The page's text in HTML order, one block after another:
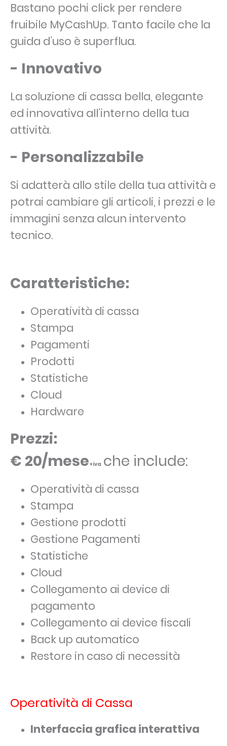
Bastano pochi click per rendere
fruibile MyCashUp. Tanto facile che la
guida d’uso è superflua.
- Innovativo
La soluzione di cassa bella, elegante
ed innovativa all’interno della tua
attività.
- Personalizzabile
Si adatterà allo stile della tua attività e
potrai cambiare gli articoli, i prezzi e le
immagini senza alcun intervento
tecnico.
Caratteristiche:
Operatività di cassa
Stampa
Pagamenti
Prodotti
Statistiche
Cloud
Hardware
Prezzi:
€ 20/mese+iva che include:
Operatività di cassa
Stampa
Gestione prodotti
Gestione Pagamenti
Statistiche
Cloud
Collegamento ai device di
pagamento
Collegamento ai device fiscali
Back up automatico
Restore in caso di necessità
Operatività di Cassa
Interfaccia grafica interattiva